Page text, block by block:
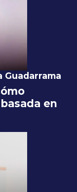
Guadarrama
en